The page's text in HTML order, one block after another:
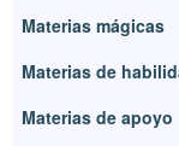
Materias mágicas
Materias de
Materias de apoyo